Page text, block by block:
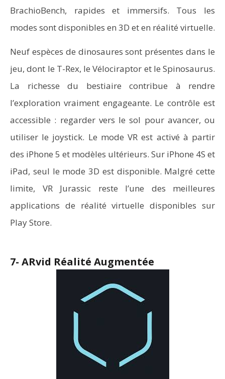
BrachioBench, rapides et immersifs. Tous les
modes sont disponibles en 3D et en réalité virtuelle.
Neuf espèces de dinosaures sont présentes dans le
jeu, dont le T-Rex, le Vélociraptor et le Spinosaurus.
La richesse du bestiaire contribue à rendre
l’exploration vraiment engageante. Le contrôle est
accessible : regarder vers le sol pour avancer, ou
utiliser le joystick. Le mode VR est activé à partir
des iPhone 5 et modèles ultérieurs. Sur iPhone 4S et
iPad, seul le mode 3D est disponible. Malgré cette
limite, VR Jurassic reste l’une des meilleures
applications de réalité virtuelle disponibles sur
Play Store.
7- ARvid Réalité Augmentée